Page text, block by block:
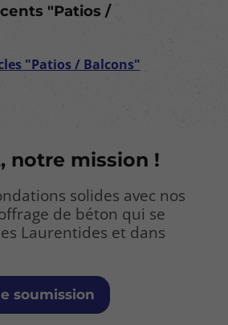
"Patios /
"Patios / Balcons"
notre mission !
solides avec nos
de béton qui se
Laurentides et dans
soumission